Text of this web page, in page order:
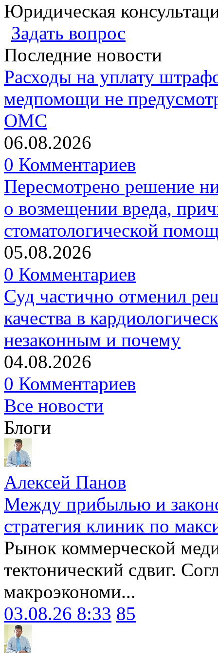
Юридическая
Задать вопрос
Последние новости
Расходы на уплату
медпомощи не
ОМС
06.08.2026
0 Комментариев
Пересмотрено решение
о возмещении вреда,
стоматологической
05.08.2026
0 Комментариев
Суд частично отменил
качества в
незаконным и почему
04.08.2026
0 Комментариев
Все новости
Блоги
Алексей Панов
Между прибылью и
стратегия клиник по
Рынок коммерческой
тектонический сдвиг.
макроэкономи...
03.08.26 8:33 85